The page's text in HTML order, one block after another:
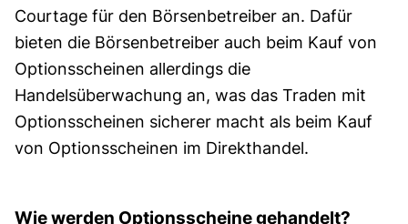
Courtage für den Börsenbetreiber an. Dafür
bieten die Börsenbetreiber auch beim Kauf von
Options­scheinen allerdings die
Handelsüberwachung an, was das Traden mit
Options­scheinen sicherer macht als beim Kauf
von Options­scheinen im Direkt­handel.
Wie werden Optionsscheine gehandelt?